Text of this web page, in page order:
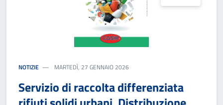
NOTIZIE MARTEDÌ, 27 GENNAIO 2026
Servizio di raccolta differenziata